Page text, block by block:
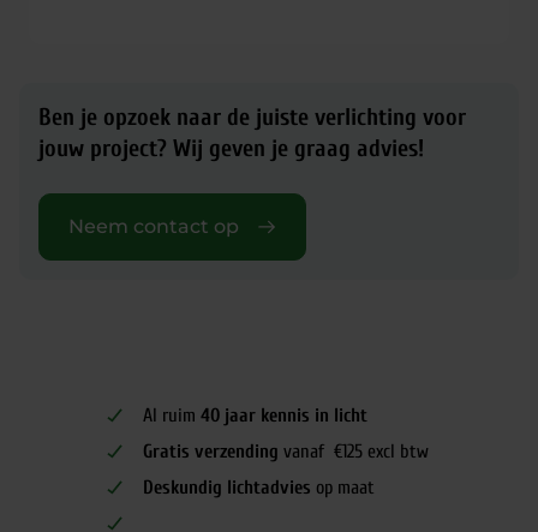
Ben je opzoek naar de juiste verlichting voor
jouw project? Wij geven je graag advies!
Neem contact op
Al ruim 40 jaar kennis in licht
Gratis verzending vanaf €125 excl btw
Deskundig lichtadvies op maat